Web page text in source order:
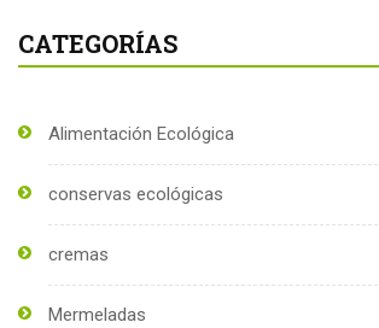
CATEGORÍAS
Alimentación Ecológica
conservas ecológicas
cremas
Mermeladas